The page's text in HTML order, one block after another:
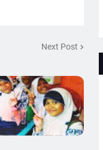
Next Post